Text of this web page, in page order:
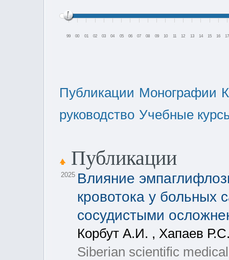
99 00 01 02 03 04 05 06 07 08 09 10 11 12 13 14 15 16 17
Публикации Монографии
руководство Учебные
Публикации
2025 Влияние
кровотока у больных
сосудистыми
Корбут А.И. , Хапаев
Siberian scientific